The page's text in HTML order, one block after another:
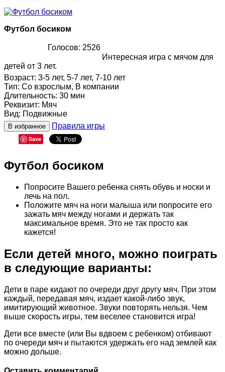
Футбол босиком
Голосов: 2526
Интересная игра с мячом для
детей от 3 лет.
Возраст: 3-5 лет, 5-7 лет, 7-10 лет
Тип: Со взрослым, В компании
Длительность: 30 мин
Реквизит: Мяч
Вид: Подвижные
В избранное Правила игры
Save
Футбол босиком
Попросите Вашего ребенка снять обувь и носки и
лечь на пол.
Положите мяч на ноги малыша или попросите его
зажать мяч между ногами и держать так
максимальное время. Это не так просто как
кажется!
Если детей много, можно поиграть
в следующие варианты:
Дети в паре кидают по очереди друг другу мяч. При этом
каждый, передавая мяч, издает какой-либо звук,
имитирующий животное. Звуки повторять нельзя. Чем
выше скорость игры, тем веселее становится игра!
Дети все вместе (или Вы вдвоем с ребенком) отбивают
по очереди мяч и пытаются удержать его над землей как
можно дольше.